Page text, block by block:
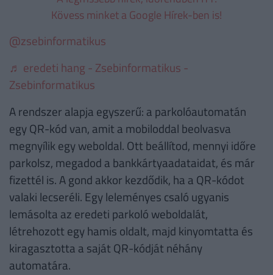
Kövess minket a Google Hírek-ben is!
@zsebinformatikus
♬ eredeti hang - Zsebinformatikus -
Zsebinformatikus
A rendszer alapja egyszerű: a parkolóautomatán
egy QR-kód van, amit a mobiloddal beolvasva
megnyílik egy weboldal. Ott beállítod, mennyi időre
parkolsz, megadod a bankkártyaadataidat, és már
fizettél is. A gond akkor kezdődik, ha a QR-kódot
valaki lecseréli. Egy leleményes csaló ugyanis
lemásolta az eredeti parkoló weboldalát,
létrehozott egy hamis oldalt, majd kinyomtatta és
kiragasztotta a saját QR-kódját néhány
automatára.